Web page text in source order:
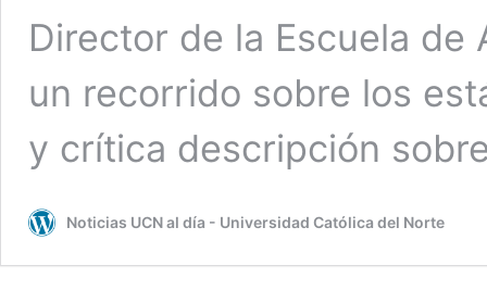
Director de la Escuela
un recorrido sobre los
y crítica descripción
Noticias UCN al día - Universidad Católica del Norte